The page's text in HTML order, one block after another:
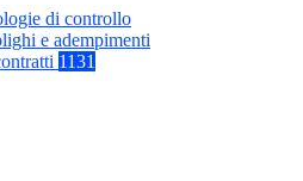
di controllo
e adempimenti
1131